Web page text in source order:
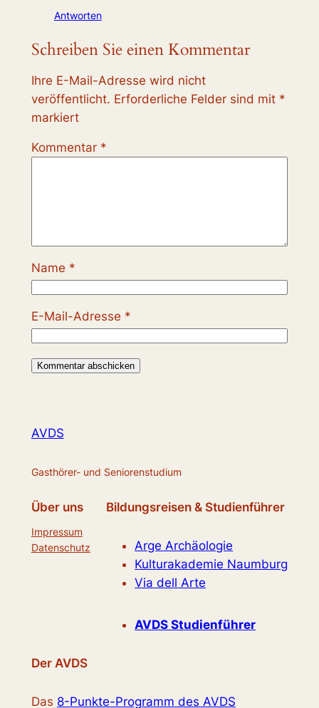
Antworten
Schreiben Sie einen Kommentar
Ihre E-Mail-Adresse wird nicht
veröffentlicht. Erforderliche Felder sind mit *
markiert
Kommentar *
Name *
E-Mail-Adresse *
AVDS
Gasthörer- und Seniorenstudium
Über uns
Impressum
Datenschutz
Bildungsreisen & Studienführer
Arge Archäologie
Kulturakademie Naumburg
Via dell Arte
AVDS Studienführer
Der AVDS
Das 8-Punkte-Programm des AVDS